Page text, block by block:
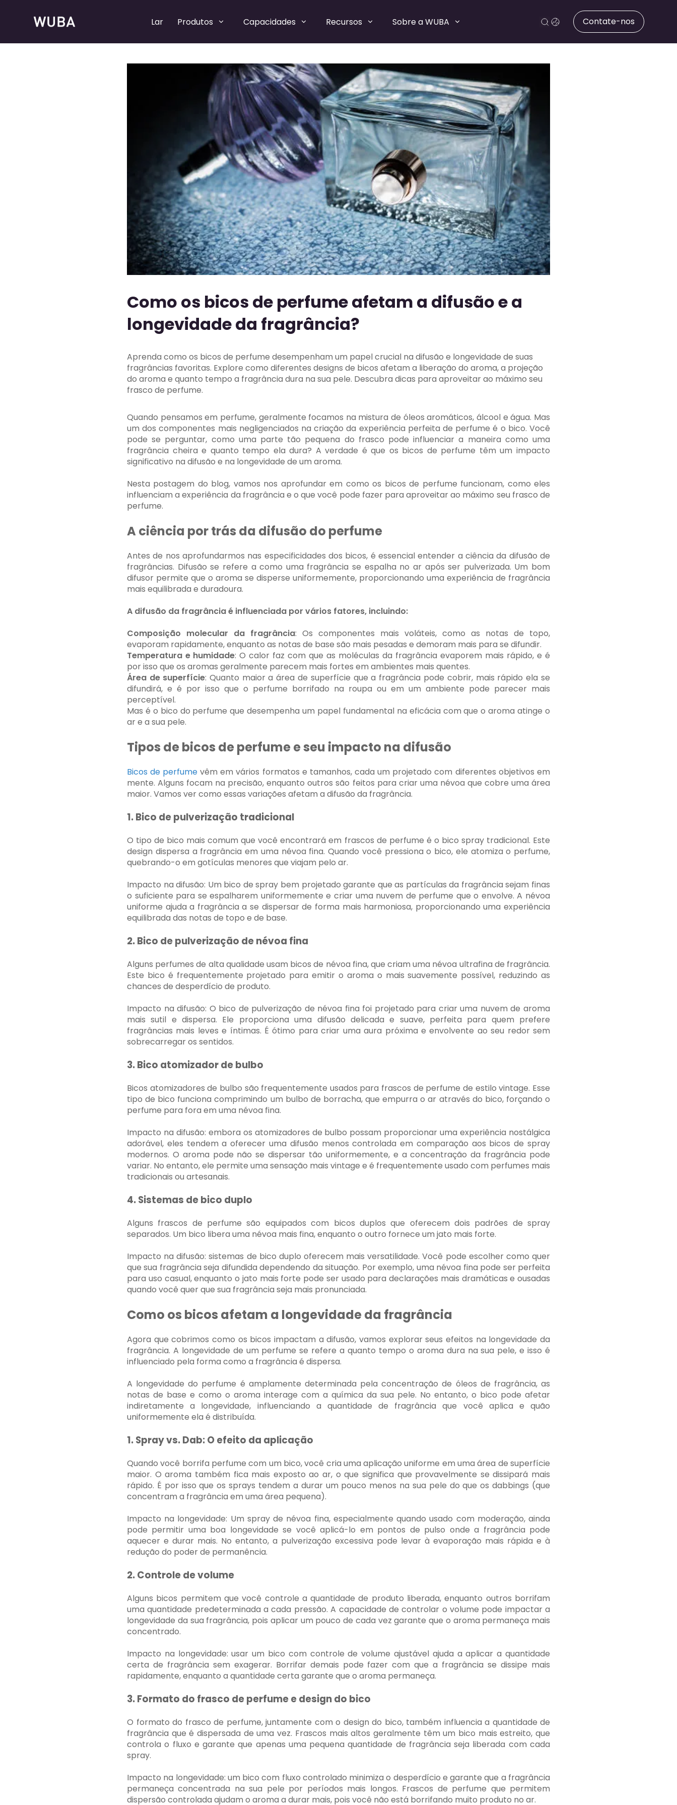
Lar Produtos Capacidades Recursos Sobre a WUBA
Bombas de perfume recarregáveis
Contate-nos
Como os bicos de perfume afetam a difusão e a
longevidade da fragrância?
Aprenda como os bicos de perfume desempenham um papel crucial na difusão e longevidade de suas
fragrâncias favoritas. Explore como diferentes designs de bicos afetam a liberação do aroma, a projeção
do aroma e quanto tempo a fragrância dura na sua pele. Descubra dicas para aproveitar ao máximo seu
frasco de perfume.
Quando pensamos em perfume, geralmente focamos na mistura de óleos aromáticos, álcool e água. Mas
um dos componentes mais negligenciados na criação da experiência perfeita de perfume é o bico. Você
pode se perguntar, como uma parte tão pequena do frasco pode influenciar a maneira como uma
fragrância cheira e quanto tempo ela dura? A verdade é que os bicos de perfume têm um impacto
significativo na difusão e na longevidade de um aroma.
Nesta postagem do blog, vamos nos aprofundar em como os bicos de perfume funcionam, como eles
influenciam a experiência da fragrância e o que você pode fazer para aproveitar ao máximo seu frasco de
perfume.
A ciência por trás da difusão do perfume
Antes de nos aprofundarmos nas especificidades dos bicos, é essencial entender a ciência da difusão de
fragrâncias. Difusão se refere a como uma fragrância se espalha no ar após ser pulverizada. Um bom
difusor permite que o aroma se disperse uniformemente, proporcionando uma experiência de fragrância
mais equilibrada e duradoura.
A difusão da fragrância é influenciada por vários fatores, incluindo:
Composição molecular da fragrância: Os componentes mais voláteis, como as notas de topo,
evaporam rapidamente, enquanto as notas de base são mais pesadas e demoram mais para se difundir.
Temperatura e humidade: O calor faz com que as moléculas da fragrância evaporem mais rápido, e é
por isso que os aromas geralmente parecem mais fortes em ambientes mais quentes.
Área de superfície: Quanto maior a área de superfície que a fragrância pode cobrir, mais rápido ela se
difundirá, e é por isso que o perfume borrifado na roupa ou em um ambiente pode parecer mais
perceptível.
Mas é o bico do perfume que desempenha um papel fundamental na eficácia com que o aroma atinge o
ar e a sua pele.
Tipos de bicos de perfume e seu impacto na difusão
Bicos de perfume vêm em vários formatos e tamanhos, cada um projetado com diferentes objetivos em
mente. Alguns focam na precisão, enquanto outros são feitos para criar uma névoa que cobre uma área
maior. Vamos ver como essas variações afetam a difusão da fragrância.
1. Bico de pulverização tradicional
O tipo de bico mais comum que você encontrará em frascos de perfume é o bico spray tradicional. Este
design dispersa a fragrância em uma névoa fina. Quando você pressiona o bico, ele atomiza o perfume,
quebrando-o em gotículas menores que viajam pelo ar.
Impacto na difusão: Um bico de spray bem projetado garante que as partículas da fragrância sejam finas
o suficiente para se espalharem uniformemente e criar uma nuvem de perfume que o envolve. A névoa
uniforme ajuda a fragrância a se dispersar de forma mais harmoniosa, proporcionando uma experiência
equilibrada das notas de topo e de base.
2. Bico de pulverização de névoa fina
Alguns perfumes de alta qualidade usam bicos de névoa fina, que criam uma névoa ultrafina de fragrância.
Este bico é frequentemente projetado para emitir o aroma o mais suavemente possível, reduzindo as
chances de desperdício de produto.
Impacto na difusão: O bico de pulverização de névoa fina foi projetado para criar uma nuvem de aroma
mais sutil e dispersa. Ele proporciona uma difusão delicada e suave, perfeita para quem prefere
fragrâncias mais leves e íntimas. É ótimo para criar uma aura próxima e envolvente ao seu redor sem
sobrecarregar os sentidos.
3. Bico atomizador de bulbo
Bicos atomizadores de bulbo são frequentemente usados ​​para frascos de perfume de estilo vintage. Esse
tipo de bico funciona comprimindo um bulbo de borracha, que empurra o ar através do bico, forçando o
perfume para fora em uma névoa fina.
Impacto na difusão: embora os atomizadores de bulbo possam proporcionar uma experiência nostálgica
adorável, eles tendem a oferecer uma difusão menos controlada em comparação aos bicos de spray
modernos. O aroma pode não se dispersar tão uniformemente, e a concentração da fragrância pode
variar. No entanto, ele permite uma sensação mais vintage e é frequentemente usado com perfumes mais
tradicionais ou artesanais.
4. Sistemas de bico duplo
Alguns frascos de perfume são equipados com bicos duplos que oferecem dois padrões de spray
separados. Um bico libera uma névoa mais fina, enquanto o outro fornece um jato mais forte.
Impacto na difusão: sistemas de bico duplo oferecem mais versatilidade. Você pode escolher como quer
que sua fragrância seja difundida dependendo da situação. Por exemplo, uma névoa fina pode ser perfeita
para uso casual, enquanto o jato mais forte pode ser usado para declarações mais dramáticas e ousadas
quando você quer que sua fragrância seja mais pronunciada.
Como os bicos afetam a longevidade da fragrância
Agora que cobrimos como os bicos impactam a difusão, vamos explorar seus efeitos na longevidade da
fragrância. A longevidade de um perfume se refere a quanto tempo o aroma dura na sua pele, e isso é
influenciado pela forma como a fragrância é dispersa.
A longevidade do perfume é amplamente determinada pela concentração de óleos de fragrância, as
notas de base e como o aroma interage com a química da sua pele. No entanto, o bico pode afetar
indiretamente a longevidade, influenciando a quantidade de fragrância que você aplica e quão
uniformemente ela é distribuída.
1. Spray vs. Dab: O efeito da aplicação
Quando você borrifa perfume com um bico, você cria uma aplicação uniforme em uma área de superfície
maior. O aroma também fica mais exposto ao ar, o que significa que provavelmente se dissipará mais
rápido. É por isso que os sprays tendem a durar um pouco menos na sua pele do que os dabbings (que
concentram a fragrância em uma área pequena).
Impacto na longevidade: Um spray de névoa fina, especialmente quando usado com moderação, ainda
pode permitir uma boa longevidade se você aplicá-lo em pontos de pulso onde a fragrância pode
aquecer e durar mais. No entanto, a pulverização excessiva pode levar à evaporação mais rápida e à
redução do poder de permanência.
2. Controle de volume
Alguns bicos permitem que você controle a quantidade de produto liberada, enquanto outros borrifam
uma quantidade predeterminada a cada pressão. A capacidade de controlar o volume pode impactar a
longevidade da sua fragrância, pois aplicar um pouco de cada vez garante que o aroma permaneça mais
concentrado.
Impacto na longevidade: usar um bico com controle de volume ajustável ajuda a aplicar a quantidade
certa de fragrância sem exagerar. Borrifar demais pode fazer com que a fragrância se dissipe mais
rapidamente, enquanto a quantidade certa garante que o aroma permaneça.
3. Formato do frasco de perfume e design do bico
O formato do frasco de perfume, juntamente com o design do bico, também influencia a quantidade de
fragrância que é dispersada de uma vez. Frascos mais altos geralmente têm um bico mais estreito, que
controla o fluxo e garante que apenas uma pequena quantidade de fragrância seja liberada com cada
spray.
Impacto na longevidade: um bico com fluxo controlado minimiza o desperdício e garante que a fragrância
permaneça concentrada na sua pele por períodos mais longos. Frascos de perfume que permitem
dispersão controlada ajudam o aroma a durar mais, pois você não está borrifando muito produto no ar.